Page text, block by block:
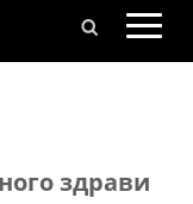
здрави